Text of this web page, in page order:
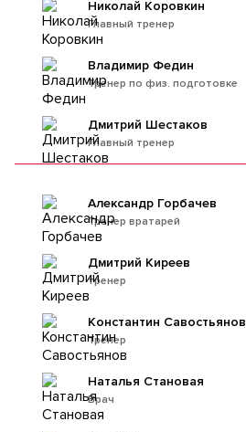
Главный тренер
Николай Коровкин
Тренер по физ. подготовке
Владимир Федин
Главный тренер
Дмитрий Шестаков
Тренер вратарей
Александр Горбачев
тренер
Дмитрий Киреев
Тренер
Константин Савостьянов
Врач
Наталья Становая